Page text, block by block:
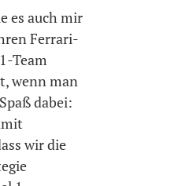
es auch mir
Ferrari-
Team
wenn man
dabei:
wir die